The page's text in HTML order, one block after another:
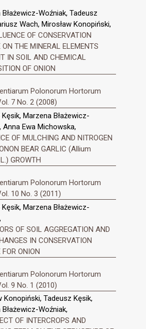
Woźniak, Tadeusz
Wach, Mirosław Konopiński,
OF CONSERVATION
THE MINERAL ELEMENTS
IN SOIL AND CHEMICAL
OF ONION
Polonorum Hortorum
7 No. 2 (2008)
Marzena Błażewicz-
Anna Ewa Michowska,
OF MULCHING AND NITROGEN
BEAR GARLIC (Allium
GROWTH
Polonorum Hortorum
10 No. 3 (2011)
Marzena Błażewicz-
OF SOIL AGGREGATION AND
IN CONSERVATION
ONION
Polonorum Hortorum
9 No. 1 (2010)
Konopiński, Tadeusz Kęsik,
Błażewicz-Woźniak,
OF INTERCROPS AND